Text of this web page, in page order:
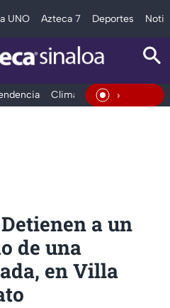
UNO Azteca 7 Deportes
Clima Deportes En Vivo
a un
de una
en Villa